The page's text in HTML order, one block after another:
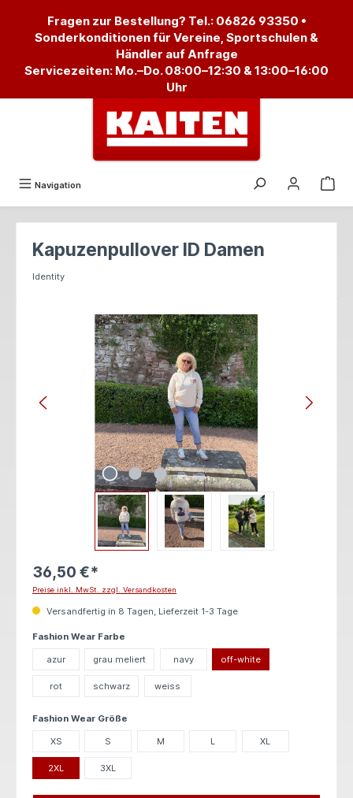
Fragen zur Bestellung? Tel.: 06826 93350 •
Sonderkonditionen für Vereine, Sportschulen &
Händler auf Anfrage
Servicezeiten: Mo.–Do. 08:00–12:30 & 13:00–16:00
Uhr
Navigation
Kapuzenpullover ID Damen
Identity
Bildergalerie überspringen
36,50 €*
Preise inkl. MwSt. zzgl. Versandkosten
Versandfertig in 8 Tagen, Lieferzeit 1-3 Tage
Fashion Wear Farbe
azur grau meliert navy off-white
rot schwarz weiss
Fashion Wear Größe
XS S M L XL
2XL 3XL